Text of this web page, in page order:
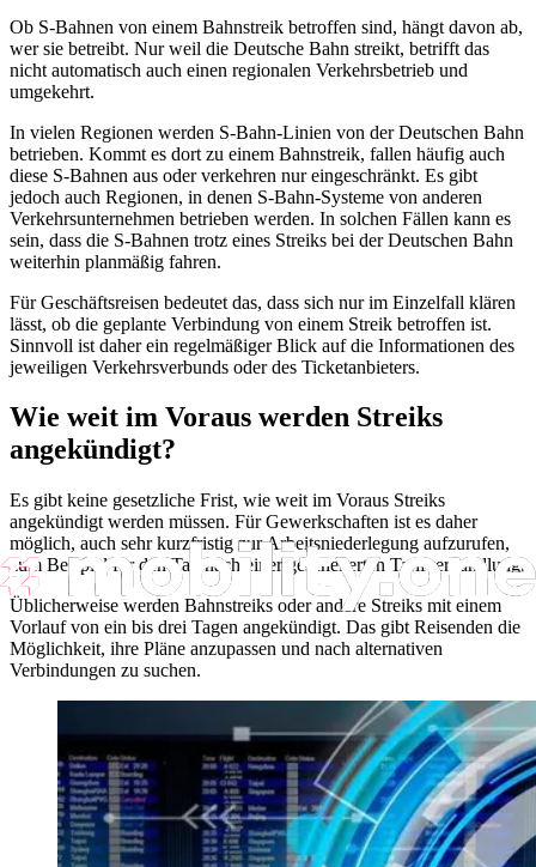
Ob S-Bahnen von einem Bahnstreik betroffen sind, hängt davon ab,
wer sie betreibt. Nur weil die Deutsche Bahn streikt, betrifft das
nicht automatisch auch einen regionalen Verkehrsbetrieb und
umgekehrt.
In vielen Regionen werden S-Bahn-Linien von der Deutschen Bahn
betrieben. Kommt es dort zu einem Bahnstreik, fallen häufig auch
diese S-Bahnen aus oder verkehren nur eingeschränkt. Es gibt
jedoch auch Regionen, in denen S-Bahn-Systeme von anderen
Verkehrsunternehmen betrieben werden. In solchen Fällen kann es
sein, dass die S-Bahnen trotz eines Streiks bei der Deutschen Bahn
weiterhin planmäßig fahren.
Für Geschäftsreisen bedeutet das, dass sich nur im Einzelfall klären
lässt, ob die geplante Verbindung von einem Streik betroffen ist.
Sinnvoll ist daher ein regelmäßiger Blick auf die Informationen des
jeweiligen Verkehrsverbunds oder des Ticketanbieters.
Wie weit im Voraus werden Streiks
angekündigt?
Es gibt keine gesetzliche Frist, wie weit im Voraus Streiks
angekündigt werden müssen. Für Gewerkschaften ist es daher
möglich, auch sehr kurzfristig zur Arbeitsniederlegung aufzurufen,
zum Beispiel für den Tag nach einer gescheiterten Tarifverhandlung.
Üblicherweise werden Bahnstreiks oder andere Streiks mit einem
Vorlauf von ein bis drei Tagen angekündigt. Das gibt Reisenden die
Möglichkeit, ihre Pläne anzupassen und nach alternativen
Verbindungen zu suchen.